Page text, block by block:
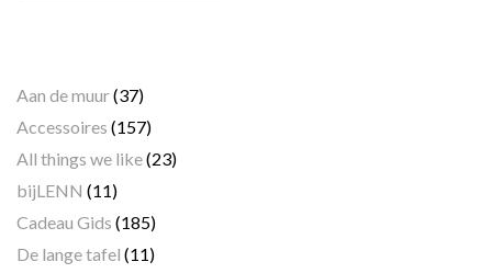
Aan de muur(37)
Accessoires (157)
All things we like(23)
bijLENN (11)
Cadeau Gids (185)
De lange tafel (11)